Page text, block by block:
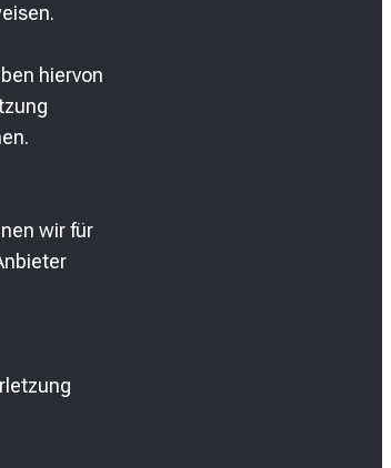
hiervon
wir für